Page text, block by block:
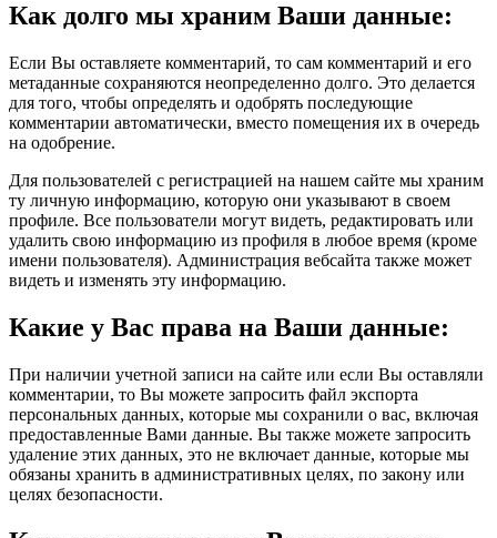
Как долго мы храним Ваши данные:
Если Вы оставляете комментарий, то сам комментарий и его
метаданные сохраняются неопределенно долго. Это делается
для того, чтобы определять и одобрять последующие
комментарии автоматически, вместо помещения их в очередь
на одобрение.
Для пользователей с регистрацией на нашем сайте мы храним
ту личную информацию, которую они указывают в своем
профиле. Все пользователи могут видеть, редактировать или
удалить свою информацию из профиля в любое время (кроме
имени пользователя). Администрация вебсайта также может
видеть и изменять эту информацию.
Какие у Вас права на Ваши данные:
При наличии учетной записи на сайте или если Вы оставляли
комментарии, то Вы можете запросить файл экспорта
персональных данных, которые мы сохранили о вас, включая
предоставленные Вами данные. Вы также можете запросить
удаление этих данных, это не включает данные, которые мы
обязаны хранить в административных целях, по закону или
целях безопасности.